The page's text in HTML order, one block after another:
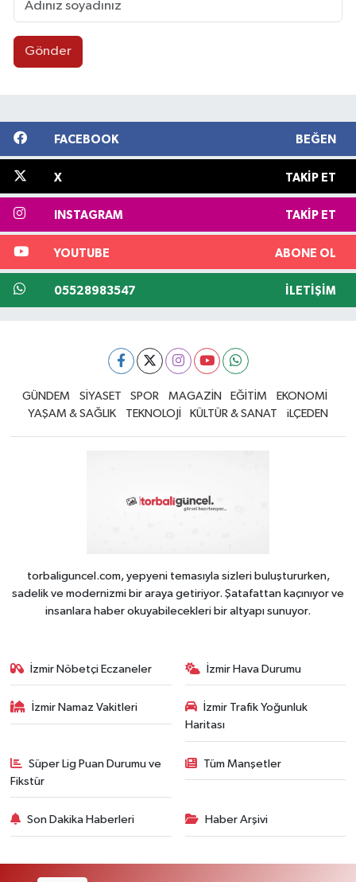
Gönder
FACEBOOK BEĞEN
X TAKIP ET
INSTAGRAM TAKIP ET
YOUTUBE ABONE OL
05528983547 İLETIŞIM
GÜNDEM SİYASET SPOR MAGAZİN EĞİTİM
EKONOMİ
YAŞAM & SAĞLIK
TEKNOLOJİ KÜLTÜR & SANAT iLÇEDEN
torbaliguncel.com, yepyeni temasıyla sizleri buluştururken,
sadelik ve modernizmi bir araya getiriyor. Şatafattan kaçınıyor ve
insanlara haber okuyabilecekleri bir altyapı sunuyor.
İzmir Nöbetçi Eczaneler İzmir Hava Durumu
İzmir Namaz Vakitleri
İzmir Trafik Yoğunluk
Haritası
Süper Lig Puan Durumu ve
Fikstür
Tüm Manşetler
Son Dakika Haberleri Haber Arşivi